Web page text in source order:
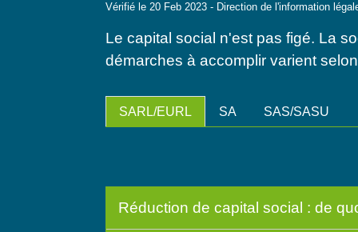
Vérifié le 20 Feb 2023 - Direction de l'information
Le capital social n'est pas figé. La
démarches à accomplir varient
SARL/EURL SA SAS/SASU
Réduction de capital social : de